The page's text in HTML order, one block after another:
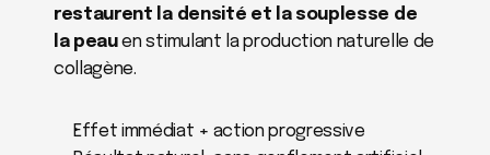
restaurent la densité et la souplesse de
la peau en stimulant la production naturelle de
collagène.
Effet immédiat + action progressive